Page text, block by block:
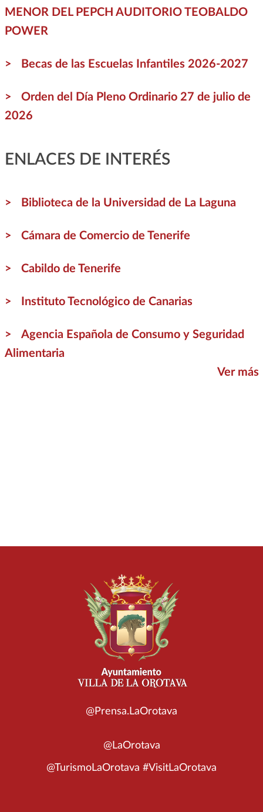
MENOR DEL PEPCH AUDITORIO TEOBALDO
POWER
Becas de las Escuelas Infantiles 2026-2027
Orden del Día Pleno Ordinario 27 de julio de
2026
ENLACES DE INTERÉS
Biblioteca de la Universidad de La Laguna
Cámara de Comercio de Tenerife
Cabildo de Tenerife
Instituto Tecnológico de Canarias
Agencia Española de Consumo y Seguridad
Alimentaria
Ver más
@Prensa.LaOrotava
@LaOrotava
@TurismoLaOrotava #VisitLaOrotava